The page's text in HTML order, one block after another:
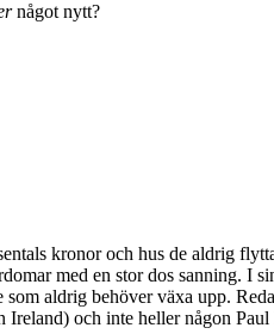
något nytt?
kronor och hus de aldrig
med en stor dos sanning. I
aldrig behöver växa upp.
och inte heller någon